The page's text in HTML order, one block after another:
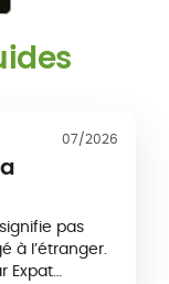
07/2026
Santé
pas
à l’étranger.
Expat